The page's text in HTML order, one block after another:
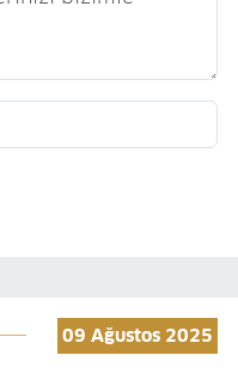
09 Ağustos 2025